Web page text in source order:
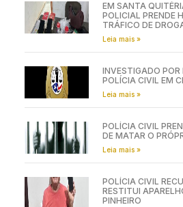
EM SANTA
POLICIAL PRENDE
TRÁFICO DE
Leia mais »
INVESTIGADO POR
POLÍCIA CIVIL EM
Leia mais »
POLÍCIA CIVIL
DE MATAR O
Leia mais »
POLÍCIA CIVIL
RESTITUI
PINHEIRO